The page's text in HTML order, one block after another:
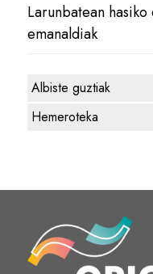
Larunbatean
emanaldiak
Albiste guztiak
Hemeroteka